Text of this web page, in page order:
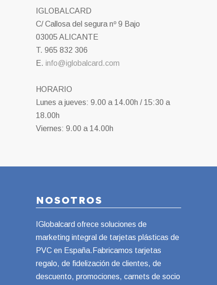
IGLOBALCARD
C/ Callosa del segura nº 9 Bajo
03005 ALICANTE
T. 965 832 306
E. info@iglobalcard.com
HORARIO
Lunes a jueves: 9.00 a 14.00h / 15:30 a
18.00h
Viernes: 9.00 a 14.00h
NOSOTROS
IGlobalcard ofrece soluciones de
marketing integral de tarjetas plásticas de
PVC en España.Fabricamos tarjetas
regalo, de fidelización de clientes, de
descuento, promociones, carnets de socio